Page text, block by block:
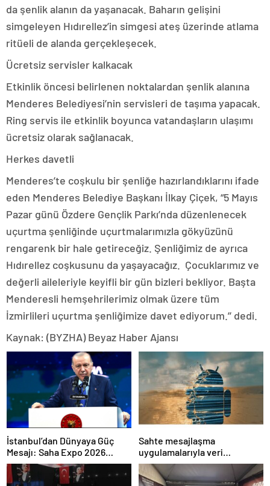
da şenlik alanın da yaşanacak. Baharın gelişini
simgeleyen Hıdırellez’in simgesi ateş üzerinde atlama
ritüeli de alanda gerçekleşecek.
Ücretsiz servisler kalkacak
Etkinlik öncesi belirlenen noktalardan şenlik alanına
Menderes Belediyesi’nin servisleri de taşıma yapacak.
Ring servis ile etkinlik boyunca vatandaşların ulaşımı
ücretsiz olarak sağlanacak.
Herkes davetli
Menderes’te coşkulu bir şenliğe hazırlandıklarını ifade
eden Menderes Belediye Başkanı İlkay Çiçek, “5 Mayıs
Pazar günü Özdere Gençlik Parkı’nda düzenlenecek
uçurtma şenliğinde uçurtmalarımızla gökyüzünü
rengarenk bir hale getireceğiz. Şenliğimiz de ayrıca
Hıdırellez coşkusunu da yaşayacağız. Çocuklarımız ve
değerli aileleriyle keyifli bir gün bizleri bekliyor. Başta
Menderesli hemşehrilerimiz olmak üzere tüm
İzmirlileri uçurtma şenliğimize davet ediyorum.’’ dedi.
Kaynak: (BYZHA) Beyaz Haber Ajansı
İstanbul’dan Dünyaya Güç
Mesajı: Saha Expo 2026
Rekorlarla Kapılarını Kapattı
Sahte mesajlaşma
uygulamalarıyla veri
sızdırıyorlar- Haber Şafak